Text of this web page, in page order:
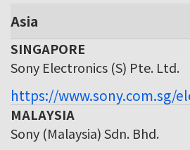
Asia
SINGAPORE
Sony Electronics (S) Pte. Ltd.
https://www.sony.com.sg/
MALAYSIA
Sony (Malaysia) Sdn. Bhd.